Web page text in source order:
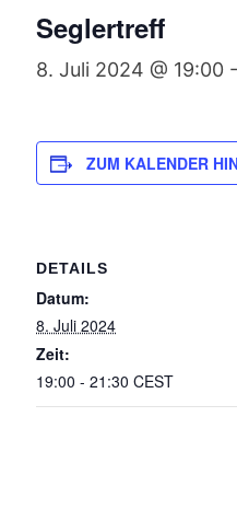
Seglertreff
8. Juli 2024 @ 19:00 -
ZUM KALENDER
DETAILS
Datum:
8. Juli 2024
Zeit:
19:00 - 21:30CEST